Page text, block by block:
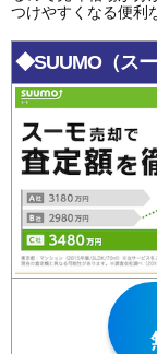
つけやすくなる便利
◆SUUMO（ス